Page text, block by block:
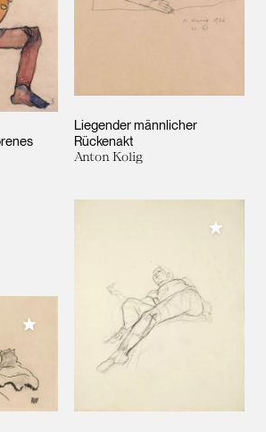
Liegender männlicher
Rückenakt
Anton Kolig
Meiner Sammlung hinzufügen
Meiner